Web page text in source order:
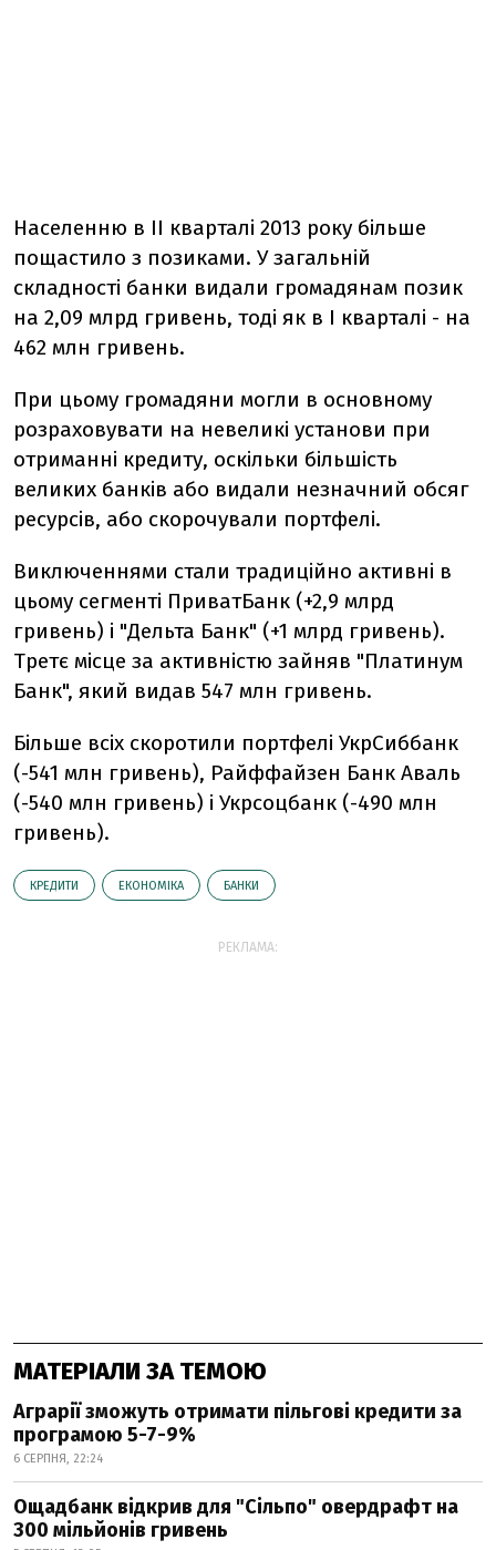
Населенню в II кварталі 2013 року більше
пощастило з позиками. У загальній
складності банки видали громадянам позик
на 2,09 млрд гривень, тоді як в I кварталі - на
462 млн гривень.
При цьому громадяни могли в основному
розраховувати на невеликі установи при
отриманні кредиту, оскільки більшість
великих банків або видали незначний обсяг
ресурсів, або скорочували портфелі.
Виключеннями стали традиційно активні в
цьому сегменті ПриватБанк (+2,9 млрд
гривень) і "Дельта Банк" (+1 млрд гривень).
Третє місце за активністю зайняв "Платинум
Банк", який видав 547 млн ​​гривень.
Більше всіх скоротили портфелі УкрСиббанк
(-541 млн гривень), Райффайзен Банк Аваль
(-540 млн гривень) і Укрсоцбанк (-490 млн
гривень).
КРЕДИТИ ЕКОНОМІКА БАНКИ
РЕКЛАМА:
МАТЕРІАЛИ ЗА ТЕМОЮ
Аграрії зможуть отримати пільгові кредити за
програмою 5-7-9%
6 СЕРПНЯ, 22:24
Ощадбанк відкрив для "Сільпо" овердрафт на
300 мільйонів гривень